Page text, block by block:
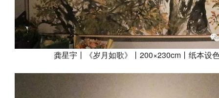
龚星宇丨《岁月如歌》丨200×230cm丨纸本设